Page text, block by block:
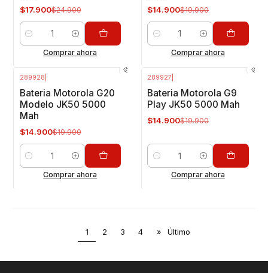
$17.900$24.900
Cantidad
Comprar ahora
$14.900$19.900
Cantidad
Comprar ahora
289928
Bateria Motorola G20
Modelo JK50 5000
Mah
$14.900$19.900
Cantidad
Comprar ahora
289927
Bateria Motorola G9
Play JK50 5000 Mah
$14.900$19.900
Cantidad
Comprar ahora
1 2 3 4 » Último